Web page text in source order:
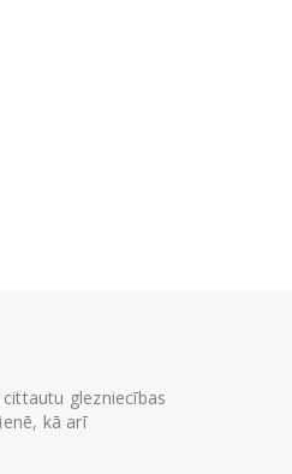
glezniecības
kā arī